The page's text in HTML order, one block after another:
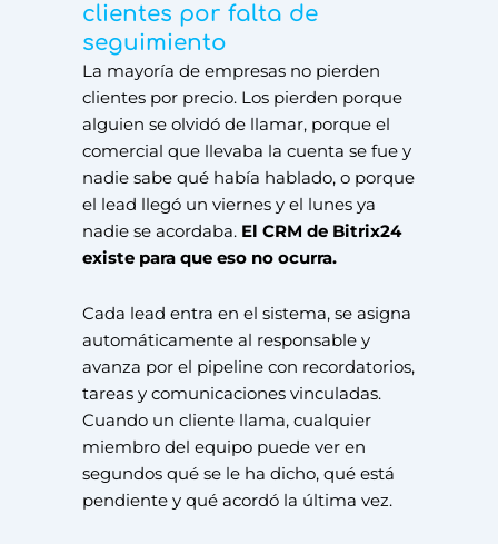
clientes por falta de
seguimiento
La mayoría de empresas no pierden
clientes por precio. Los pierden porque
alguien se olvidó de llamar, porque el
comercial que llevaba la cuenta se fue y
nadie sabe qué había hablado, o porque
el lead llegó un viernes y el lunes ya
nadie se acordaba. El CRM de Bitrix24
existe para que eso no ocurra.
Cada lead entra en el sistema, se asigna
automáticamente al responsable y
avanza por el pipeline con recordatorios,
tareas y comunicaciones vinculadas.
Cuando un cliente llama, cualquier
miembro del equipo puede ver en
segundos qué se le ha dicho, qué está
pendiente y qué acordó la última vez.